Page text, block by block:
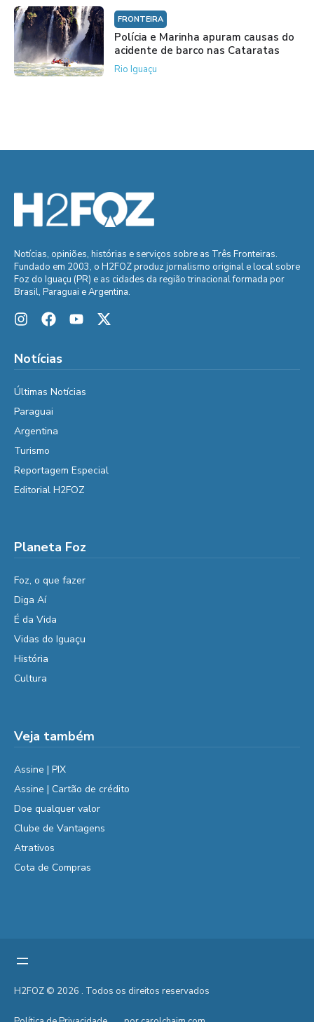
FRONTEIRA
Polícia e Marinha apuram causas do
acidente de barco nas Cataratas
Rio Iguaçu
Notícias, opiniões, histórias e serviços sobre as Três Fronteiras.
Fundado em 2003, o H2FOZ produz jornalismo original e local sobre
Foz do Iguaçu (PR) e as cidades da região trinacional formada por
Brasil, Paraguai e Argentina.
Notícias
Últimas Notícias
Paraguai
Argentina
Turismo
Reportagem Especial
Editorial H2FOZ
Planeta Foz
Foz, o que fazer
Diga Aí
É da Vida
Vidas do Iguaçu
História
Cultura
Veja também
Assine | PIX
Assine | Cartão de crédito
Doe qualquer valor
Clube de Vantagens
Atrativos
Cota de Compras
H2FOZ © 2026 . Todos os direitos reservados